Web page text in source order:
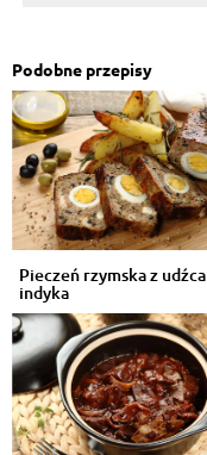
Podobne przepisy
Pieczeń rzymska z udźca
indyka